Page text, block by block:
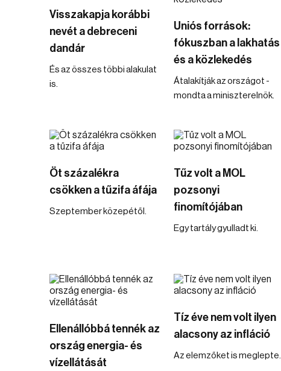
Visszakapja korábbi
nevét a debreceni
dandár
És az összes többi alakulat
is.
Uniós források:
fókuszban a lakhatás
és a közlekedés
Átalakítják az országot -
mondta a miniszterelnök.
Öt százalékra
csökken a tűzifa áfája
Szeptember közepétől.
Tűz volt a MOL
pozsonyi
finomítójában
Egy tartály gyulladt ki.
Ellenállóbbá tennék az
ország energia- és
vízellátását
Tíz éve nem volt ilyen
alacsony az infláció
Az elemzőket is meglepte.